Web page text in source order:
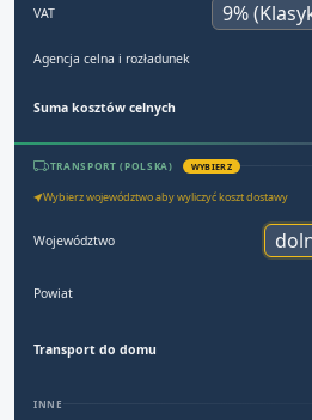
VAT
Agencja celna i rozładunek
Suma kosztów celnych
TRANSPORT (POLSKA) WYBIERZ
Wybierz województwo aby wyliczyć koszt dostawy
Województwo
Powiat
Transport do domu
INNE